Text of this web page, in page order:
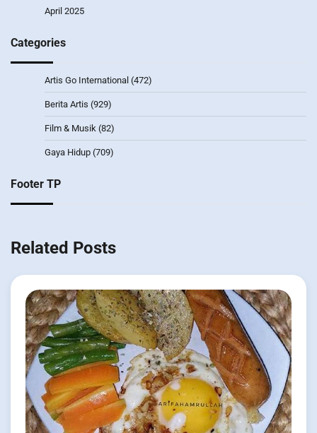
April 2025
Categories
Artis Go International (472)
Berita Artis (929)
Film & Musik (82)
Gaya Hidup (709)
Footer TP
Related Posts